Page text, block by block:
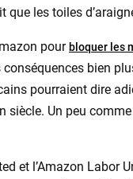
les toiles
pour bloquer les
bien
pourraient dire
siècle. Un peu
et l’Amazon Labor